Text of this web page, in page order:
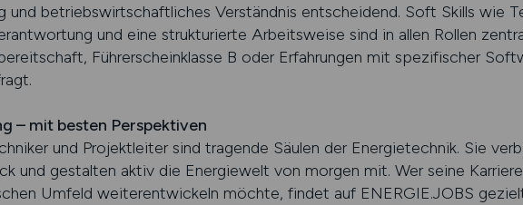
und betriebswirtschaftliches Verständnis entscheidend. Soft Skills wie
und eine strukturierte Arbeitsweise sind in allen Rollen
Führerscheinklasse B oder Erfahrungen mit spezifischer
– mit besten Perspektiven
und Projektleiter sind tragende Säulen der Energietechnik. Sie
und gestalten aktiv die Energiewelt von morgen mit. Wer seine
Umfeld weiterentwickeln möchte, findet auf ENERGIE.JOBS